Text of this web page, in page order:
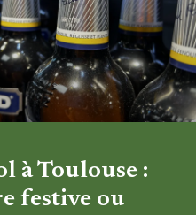
à Toulouse :
festive ou